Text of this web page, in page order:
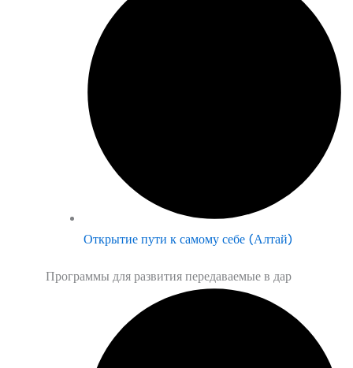
Открытие пути к самому себе (Алтай)
Программы для развития передаваемые в дар